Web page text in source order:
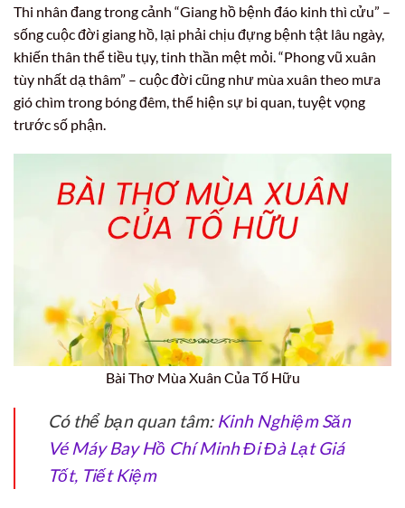
Thi nhân đang trong cảnh “Giang hồ bệnh đáo kinh thì cửu” –
sống cuộc đời giang hồ, lại phải chịu đựng bệnh tật lâu ngày,
khiến thân thể tiều tụy, tinh thần mệt mỏi. “Phong vũ xuân
tùy nhất dạ thâm” – cuộc đời cũng như mùa xuân theo mưa
gió chìm trong bóng đêm, thể hiện sự bi quan, tuyệt vọng
trước số phận.
Bài Thơ Mùa Xuân Của Tố Hữu
Có thể bạn quan tâm: Kinh Nghiệm Săn
Vé Máy Bay Hồ Chí Minh Đi Đà Lạt Giá
Tốt, Tiết Kiệm